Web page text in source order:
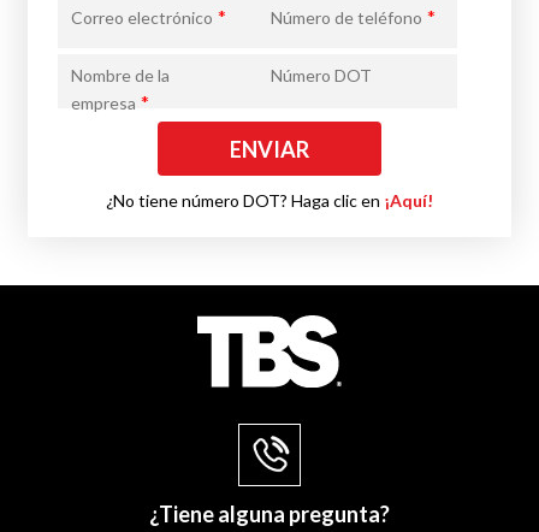
Correo electrónico * Número de teléfono *
Nombre de la
empresa *
Número DOT
¿No tiene número DOT? Haga clic en ¡Aquí!
¿Tiene alguna pregunta?